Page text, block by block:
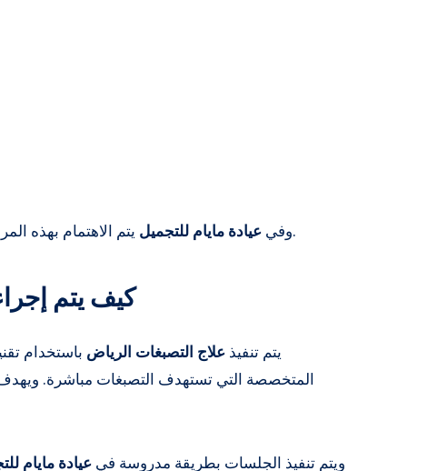
وفي عيادة مايام للتجميل يتم الاهتمام بهذه المرحلة لضمان اختيار العلاج الأنسب لكل حالة.
كيف يتم
يتم تنفيذ علاج التصبغات الرياض باستخدام
المتخصصة التي تستهدف التصبغات مباشرة. ويهدف
ويتم تنفيذ الجلسات بطريقة مدروسة في عيادة مايام